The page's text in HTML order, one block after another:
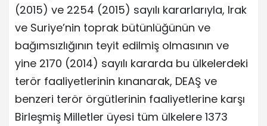
(2015) ve 2254 (2015) sayılı kararlarıyla, Irak
ve Suriye’nin toprak bütünlüğünün ve
bağımsızlığının teyit edilmiş olmasının ve
yine 2170 (2014) sayılı kararda bu ülkelerdeki
terör faaliyetlerinin kınanarak, DEAŞ ve
benzeri terör örgütlerinin faaliyetlerine karşı
Birleşmiş Milletler üyesi tüm ülkelere 1373